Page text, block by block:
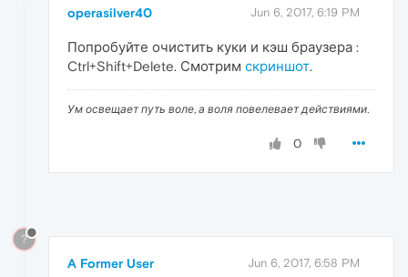
operasilver40 Jun 6, 2017, 6:19 PM
Попробуйте очистить куки и кэш браузера :
Ctrl+Shift+Delete. Смотрим скриншот.
Ум освещает путь воле, а воля повелевает действиями.
0
?
A Former User Jun 6, 2017, 6:58 PM